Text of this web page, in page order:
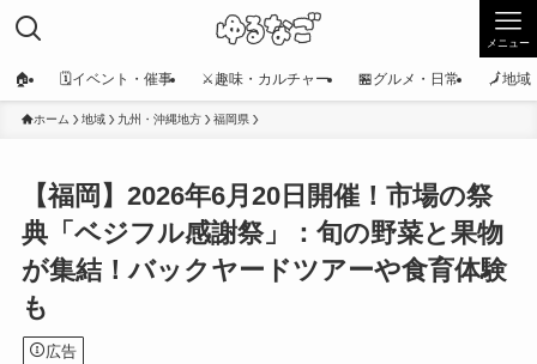
メニュー
🏠 🗓️イベント・催事 ⚔️趣味・カルチャー 🏪グルメ・日常 🗾地域
ホーム 地域 九州・沖縄地方 福岡県
【福岡】2026年6月20日開催！市場の祭
典「ベジフル感謝祭」：旬の野菜と果物
が集結！バックヤードツアーや食育体験
も
広告